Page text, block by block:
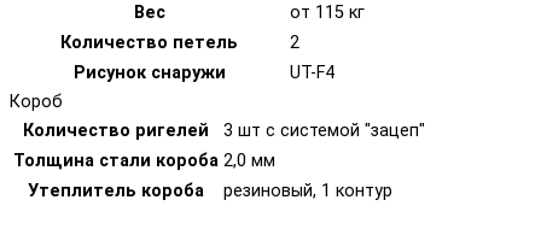
Вес
от 115 кг
Количество петель
2
Рисунок снаружи
UT-F4
Короб
Количество ригелей
3 шт с системой "зацеп"
Толщина стали короба 2,0 мм
Утеплитель короба
резиновый, 1 контур